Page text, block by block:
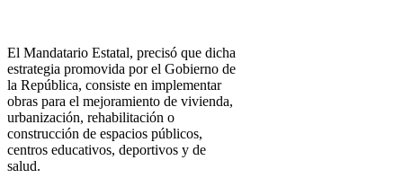
El Mandatario Estatal, precisó que dicha
estrategia promovida por el Gobierno de
la República, consiste en implementar
obras para el mejoramiento de vivienda,
urbanización, rehabilitación o
construcción de espacios públicos,
centros educativos, deportivos y de
salud.